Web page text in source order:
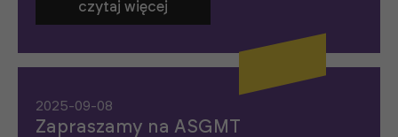
czytaj więcej
2025-09-08
Zapraszamy na ASGMT